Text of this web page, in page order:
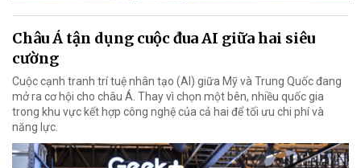
Châu Á tận dụng cuộc đua AI giữa hai siêu
cường
Cuộc cạnh tranh trí tuệ nhân tạo (AI) giữa Mỹ và Trung Quốc đang
mở ra cơ hội cho châu Á. Thay vì chọn một bên, nhiều quốc gia
trong khu vực kết hợp công nghệ của cả hai để tối ưu chi phí và
năng lực.